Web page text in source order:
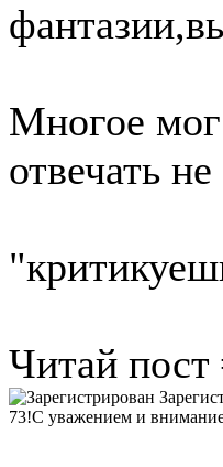
Многое мог
отвечать
Читай пост
73!С уважением и